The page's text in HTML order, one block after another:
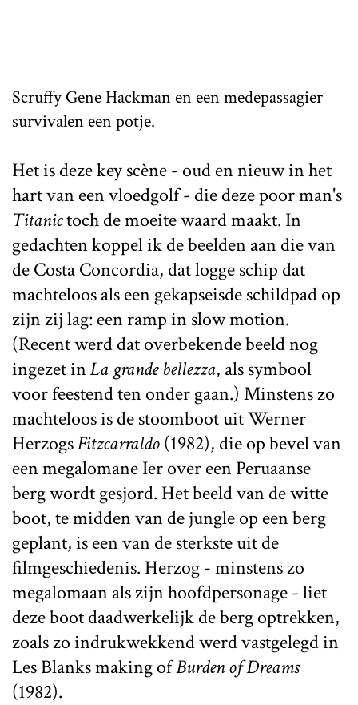
Scruffy Gene Hackman en een medepassagier
survivalen een potje.
Het is deze key scène - oud en nieuw in het
hart van een vloedgolf - die deze poor man's
Titanictoch de moeite waard maakt. In
gedachten koppel ik de beelden aan die van
de Costa Concordia, dat logge schip dat
machteloos als een gekapseisde schildpad op
zijn zij lag: een ramp in slow motion.
(Recent werd dat overbekende beeld nog
ingezet inLa grande bellezza, als symbool
voor feestend ten onder gaan.) Minstens zo
machteloos is de stoomboot uit Werner
HerzogsFitzcarraldo(1982), die op bevel van
een megalomane Ier over een Peruaanse
berg wordt gesjord. Het beeld van de witte
boot, te midden van de jungle op een berg
geplant, is een van de sterkste uit de
filmgeschiedenis. Herzog - minstens zo
megalomaan als zijn hoofdpersonage - liet
deze boot daadwerkelijk de berg optrekken,
zoals zo indrukwekkend werd vastgelegd in
Les Blanks making ofBurden of Dreams
(1982).